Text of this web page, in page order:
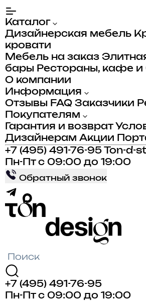
Каталог
Дизайнерская мебель
кровати
Мебель на заказ
бары Рестораны, кафе и
О компании
Информация
Отзывы FAQ Заказчики
Покупателям
Гарантия и возврат
Дизайнерам Акции
+7 (495) 491-76-95
Ton-d-
Пн-Пт с 09:00 до 19:00
Обратный звонок
+7 (495) 491-76-95
Пн-Пт с 09:00 до 19:00